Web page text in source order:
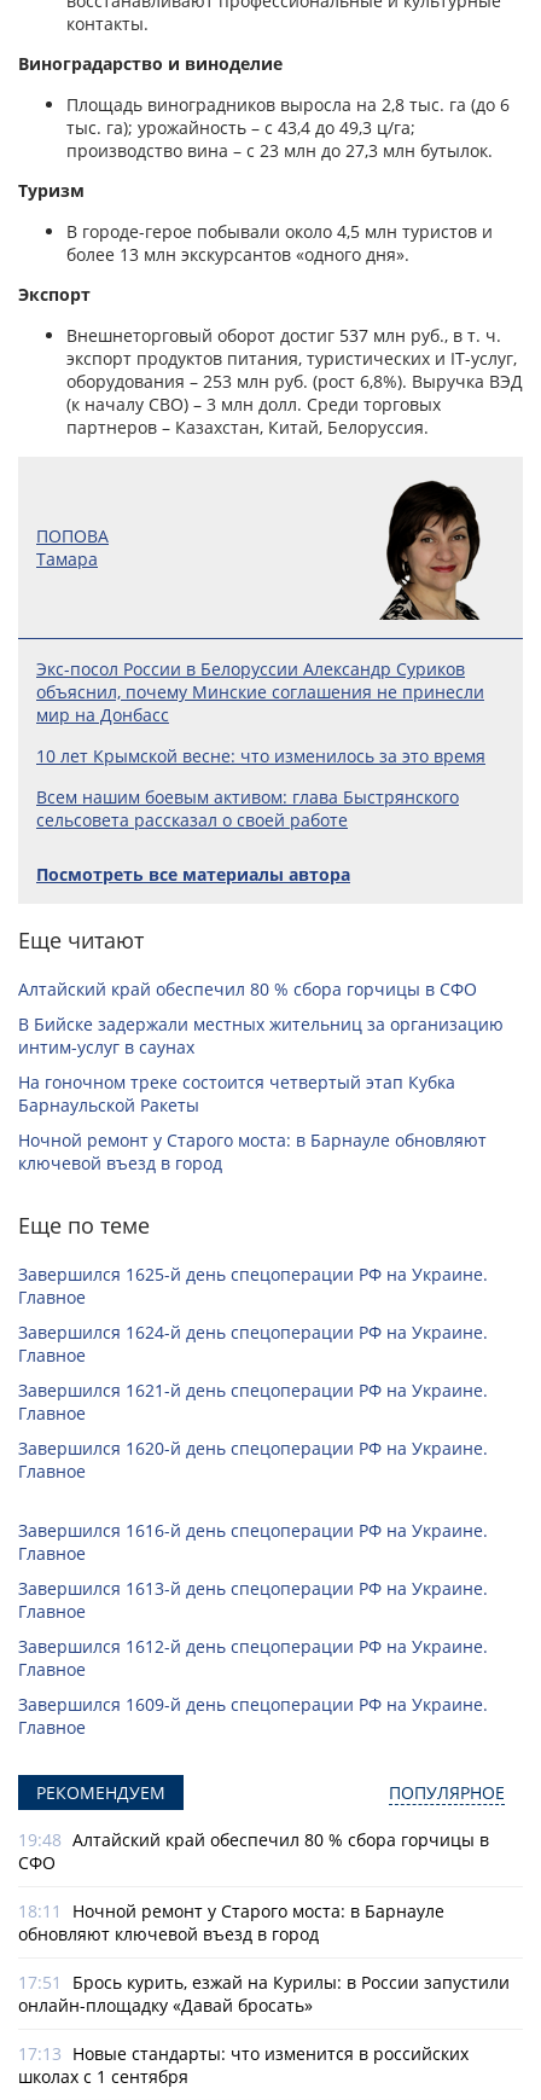
контакты.
Виноградарство и виноделие
Площадь виноградников выросла на 2,8 тыс. га (до 6
тыс. га); урожайность – с 43,4 до 49,3 ц/га;
производство вина – с 23 млн до 27,3 млн бутылок.
Туризм
В городе-герое побывали около 4,5 млн туристов и
более 13 млн экскурсантов «одного дня».
Экспорт
Внешнеторговый оборот достиг 537 млн руб., в т. ч.
экспорт продуктов питания, туристических и IT-услуг,
оборудования – 253 млн руб. (рост 6,8%). Выручка ВЭД
(к началу СВО) – 3 млн долл. Среди торговых
партнеров – Казахстан, Китай, Белоруссия.
ПОПОВА
Тамара
Экс-посол России в Белоруссии Александр Суриков
объяснил, почему Минские соглашения не принесли
мир на Донбасс
10 лет Крымской весне: что изменилось за это время
Всем нашим боевым активом: глава Быстрянского
сельсовета рассказал о своей работе
Посмотреть все материалы автора
Еще читают
Алтайский край обеспечил 80 % сбора горчицы в СФО
В Бийске задержали местных жительниц за организацию
интим-услуг в саунах
На гоночном треке состоится четвертый этап Кубка
Барнаульской Ракеты
Ночной ремонт у Старого моста: в Барнауле обновляют
ключевой въезд в город
Еще по теме
Завершился 1625-й день спецоперации РФ на Украине.
Главное
Завершился 1624-й день спецоперации РФ на Украине.
Главное
Завершился 1621-й день спецоперации РФ на Украине.
Главное
Завершился 1620-й день спецоперации РФ на Украине.
Главное
Завершился 1616-й день спецоперации РФ на Украине.
Главное
Завершился 1613-й день спецоперации РФ на Украине.
Главное
Завершился 1612-й день спецоперации РФ на Украине.
Главное
Завершился 1609-й день спецоперации РФ на Украине.
Главное
РЕКОМЕНДУЕМ ПОПУЛЯРНОЕ
19:48 Алтайский край обеспечил 80 % сбора горчицы в
СФО
18:11
Ночной ремонт у Старого моста: в Барнауле
обновляют ключевой въезд в город
17:51
Брось курить, езжай на Курилы: в России запустили
онлайн-­площадку «Давай бросать»
17:13 Новые стандарты: что изменится в российских
школах с 1 сентября